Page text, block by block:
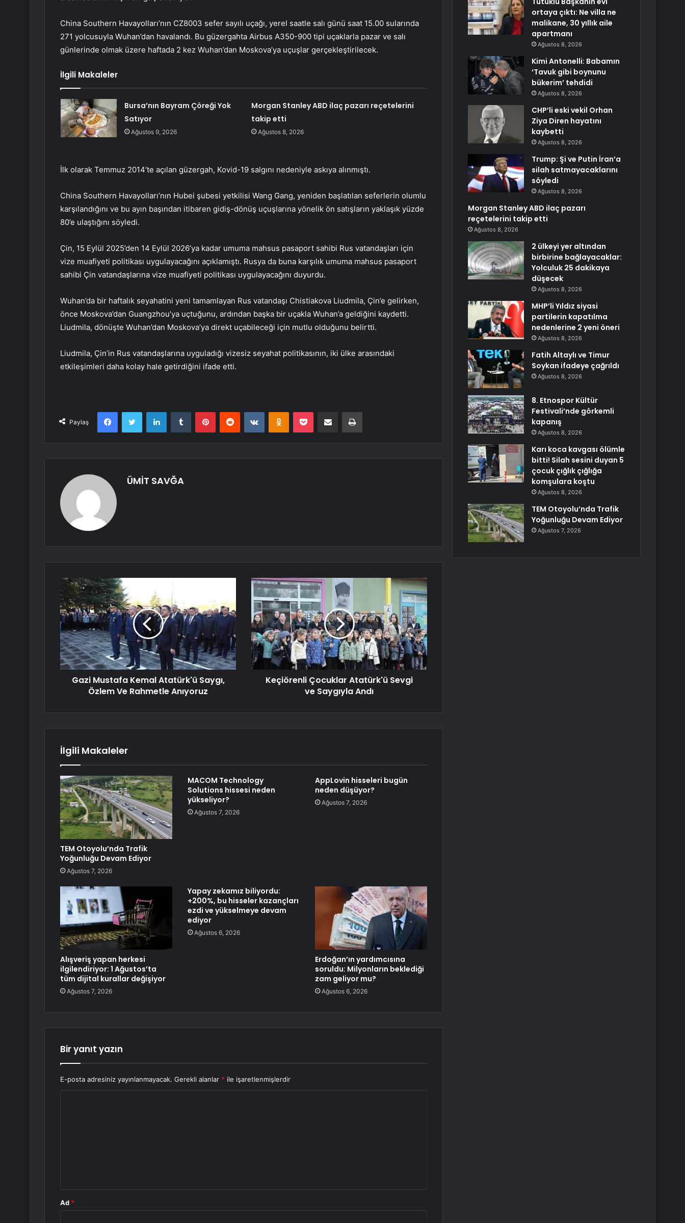
China Southern Havayolları’nın CZ8003 sefer sayılı uçağı, yerel saatle salı günü saat 15.00 sularında
271 yolcusuyla Wuhan’dan havalandı. Bu güzergahta Airbus A350-900 tipi uçaklarla pazar ve salı
günlerinde olmak üzere haftada 2 kez Wuhan’dan Moskova’ya uçuşlar gerçekleştirilecek.
İlgili Makaleler
Bursa’nın Bayram Çöreği Yok
Satıyor
Ağustos 9, 2026
Morgan Stanley ABD ilaç pazarı reçetelerini
takip etti
Ağustos 8, 2026
İlk olarak Temmuz 2014’te açılan güzergah, Kovid-19 salgını nedeniyle askıya alınmıştı.
China Southern Havayolları’nın Hubei şubesi yetkilisi Wang Gang, yeniden başlatılan seferlerin olumlu
karşılandığını ve bu ayın başından itibaren gidiş-dönüş uçuşlarına yönelik ön satışların yaklaşık yüzde
80’e ulaştığını söyledi.
Çin, 15 Eylül 2025’den 14 Eylül 2026’ya kadar umuma mahsus pasaport sahibi Rus vatandaşları için
vize muafiyeti politikası uygulayacağını açıklamıştı. Rusya da buna karşılık umuma mahsus pasaport
sahibi Çin vatandaşlarına vize muafiyeti politikası uygulayacağını duyurdu.
Wuhan’da bir haftalık seyahatini yeni tamamlayan Rus vatandaşı Chistiakova Liudmila, Çin’e gelirken,
önce Moskova’dan Guangzhou’ya uçtuğunu, ardından başka bir uçakla Wuhan’a geldiğini kaydetti.
Liudmila, dönüşte Wuhan’dan Moskova’ya direkt uçabileceği için mutlu olduğunu belirtti.
Liudmila, Çin’in Rus vatandaşlarına uyguladığı vizesiz seyahat politikasının, iki ülke arasındaki
etkileşimleri daha kolay hale getirdiğini ifade etti.
Paylaş
FacebookTwitter LinkedInTumblr PinterestReddit VKontakteOdnoklassniki
Pocket E-Posta ile paylaş Yazdır
ÜMİT SAVĞA
Gazi Mustafa Kemal Atatürk'ü Saygı,
Özlem Ve Rahmetle Anıyoruz
Keçiörenli Çocuklar Atatürk'ü Sevgi
ve Saygıyla Andı
İlgili Makaleler
TEM Otoyolu’nda Trafik
Yoğunluğu Devam Ediyor
Ağustos 7, 2026
MACOM Technology
Solutions hissesi neden
yükseliyor?
Ağustos 7, 2026
AppLovin hisseleri bugün
neden düşüyor?
Ağustos 7, 2026
Alışveriş yapan herkesi
ilgilendiriyor: 1 Ağustos’ta
tüm dijital kurallar değişiyor
Ağustos 7, 2026
Yapay zekamız biliyordu:
+200%, bu hisseler kazançları
ezdi ve yükselmeye devam
ediyor
Ağustos 6, 2026
Erdoğan’ın yardımcısına
soruldu: Milyonların beklediği
zam geliyor mu?
Ağustos 6, 2026
Bir yanıt yazın
E-posta adresiniz yayınlanmayacak. Gerekli alanlar * ile işaretlenmişlerdir
Ad *
ortaya çıktı: Ne villa ne
malikane, 30 yıllık aile
apartmanı
Ağustos 8, 2026
Kimi Antonelli: Babamın
‘Tavuk gibi boynunu
bükerim’ tehdidi
Ağustos 8, 2026
CHP’li eski vekil Orhan
Ziya Diren hayatını
kaybetti
Ağustos 8, 2026
Trump: Şi ve Putin İran’a
silah satmayacaklarını
söyledi
Ağustos 8, 2026
Morgan Stanley ABD ilaç pazarı
reçetelerini takip etti
Ağustos 8, 2026
2 ülkeyi yer altından
birbirine bağlayacaklar:
Yolculuk 25 dakikaya
düşecek
Ağustos 8, 2026
MHP’li Yıldız siyasi
partilerin kapatılma
nedenlerine 2 yeni öneri
Ağustos 8, 2026
Fatih Altaylı ve Timur
Soykan ifadeye çağrıldı
Ağustos 8, 2026
8. Etnospor Kültür
Festivali’nde görkemli
kapanış
Ağustos 8, 2026
Karı koca kavgası ölümle
bitti! Silah sesini duyan 5
çocuk çığlık çığlığa
komşulara koştu
Ağustos 8, 2026
TEM Otoyolu’nda Trafik
Yoğunluğu Devam Ediyor
Ağustos 7, 2026